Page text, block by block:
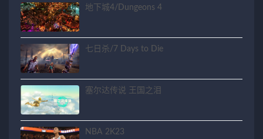
地下城4/Dungeons 4
七日杀/7 Days to Die
塞尔达传说 王国之泪
NBA 2K23